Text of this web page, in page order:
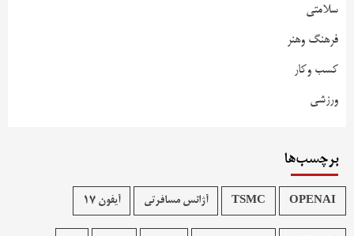
سلامتی
فرهنگ وهنر
کسب وکار
ورزشی
برچسب‌ها
OPENAI
TSMC آژانس مسافرتی آیفون 17